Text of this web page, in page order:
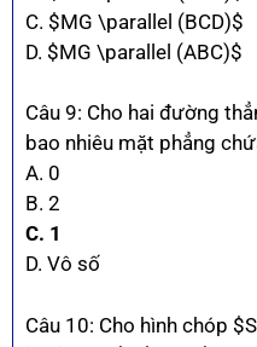
C. $MG \parallel (BCD)$
D. $MG \parallel (ABC)$
Câu 9: Cho hai đường
bao nhiêu mặt phẳng
A. 0
B. 2
C. 1
D. Vô số
Câu 10: Cho hình chóp